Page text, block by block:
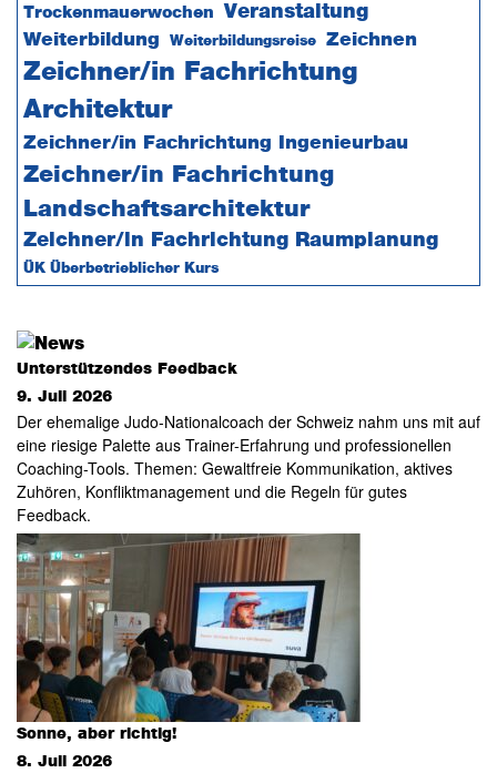
Trockenmauerwochen Veranstaltung
Weiterbildung Weiterbildungsreise Zeichnen
Zeichner/in Fachrichtung
Architektur
Zeichner/in Fachrichtung Ingenieurbau
Zeichner/in Fachrichtung
Landschaftsarchitektur
Zeichner/in Fachrichtung Raumplanung
ÜK Überbetrieblicher Kurs
Unterstützendes Feedback
9. Juli 2026
Der ehemalige Judo-Nationalcoach der Schweiz nahm uns mit auf
eine riesige Palette aus Trainer-Erfahrung und professionellen
Coaching-Tools. Themen: Gewaltfreie Kommunikation, aktives
Zuhören, Konfliktmanagement und die Regeln für gutes
Feedback.
Sonne, aber richtig!
8. Juli 2026